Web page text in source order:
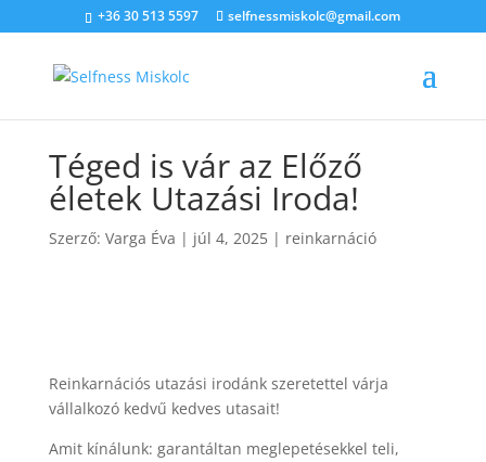
+36 30 513 5597 selfnessmiskolc@gmail.com
Téged is vár az Előző
életek Utazási Iroda!
Szerző: Varga Éva | júl 4, 2025| reinkarnáció
Reinkarnációs utazási irodánk szeretettel várja
vállalkozó kedvű kedves utasait!
Amit kínálunk: garantáltan meglepetésekkel teli,